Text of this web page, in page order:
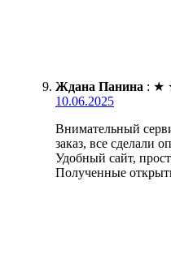
Ждана Панина : ★
10.06.2025
Внимательный
заказ, все сделали
Удобный сайт,
Полученные